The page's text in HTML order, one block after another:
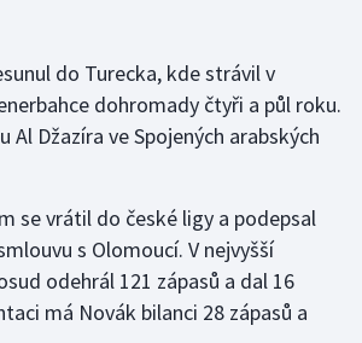
do Turecka, kde strávil v
dohromady čtyři a půl roku.
Al Džazíra ve Spojených arabských
se vrátil do české ligy a podepsal
s Olomoucí. V nejvyšší
odehrál 121 zápasů a dal 16
má Novák bilanci 28 zápasů a